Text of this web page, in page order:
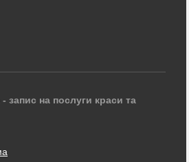
запис на послуги краси та